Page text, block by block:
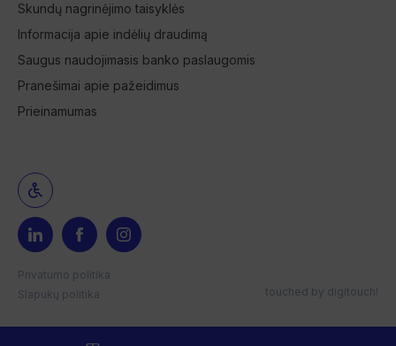
Skundų nagrinėjimo taisyklės
Informacija apie indėlių draudimą
Saugus naudojimasis banko paslaugomis
Pranešimai apie pažeidimus
Prieinamumas
Privatumo politika
Slapukų politika
touched by digitouch!